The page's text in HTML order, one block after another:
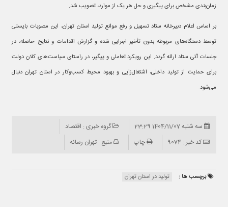
زمان‌بندی مشخص برای پیگیری و حل هر یک از موارد، تصویب شد.
بر اساس اعلام دبیرخانه ستاد تسهیل و رفع موانع تولید استان تهران، این مصوبات بایستی
توسط دستگاه‌های مربوطه بدون تأخیر اجرایی شده و گزارش اقدامات و نتایج حاصله، در
جلسات آتی ستاد ارائه گردد. این رویکرد تعاملی و پیگیر، در راستای سیاست‌های کلان دولت
برای حمایت از تولید داخلی، اشتغال‌زایی و بهبود محیط کسب‌وکار در استان تهران دنبال
می‌شود.
سه شنبه 1404/11/07 23:29
گروه خبری : اقتصاد
کد خبر : 9074
چاپ منبع : تهران رسانه
برچسب ها : تولید در استان تهران